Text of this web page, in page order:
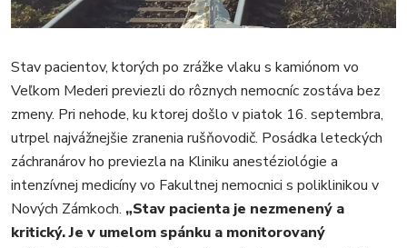
KULTÚRA
VIDEO
MIX
Stav pacientov, ktorých po zrážke vlaku s kamiónom vo
Veľkom Mederi previezli do rôznych nemocníc zostáva bez
zmeny. Pri nehode, ku ktorej došlo v piatok 16. septembra,
utrpel najvážnejšie zranenia rušňovodič. Posádka leteckých
záchranárov ho previezla na Kliniku anestéziológie a
intenzívnej medicíny vo Fakultnej nemocnici s poliklinikou v
Nových Zámkoch. „Stav pacienta je nezmenený a
kritický. Je v umelom spánku a monitorovaný